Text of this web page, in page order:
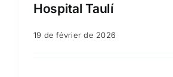
Hospital Taulí
19 de février de 2026